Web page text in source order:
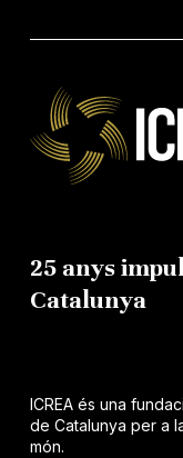
25 anys
Catalunya
ICREA és una
de Catalunya per a
món.